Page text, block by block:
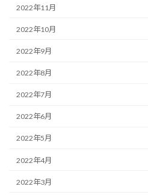
2022年11月
2022年10月
2022年9月
2022年8月
2022年7月
2022年6月
2022年5月
2022年4月
2022年3月